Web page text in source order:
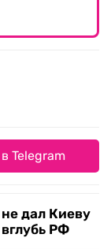
Telegram
дал Киеву
РФ